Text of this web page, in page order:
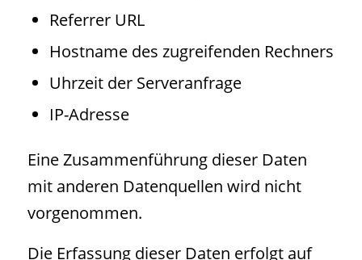
Referrer URL
Hostname des zugreifenden Rechners
Uhrzeit der Serveranfrage
IP-Adresse
Eine Zusammenführung dieser Daten
mit anderen Datenquellen wird nicht
vorgenommen.
Die Erfassung dieser Daten erfolgt auf